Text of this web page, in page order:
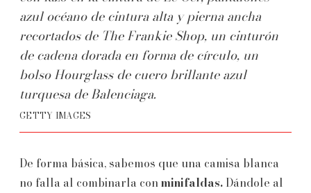
azul océano de cintura alta y pierna ancha
recortados de The Frankie Shop, un cinturón
de cadena dorada en forma de círculo, un
bolso Hourglass de cuero brillante azul
turquesa de Balenciaga.
GETTY IMAGES
De forma básica, sabemos que una camisa blanca
no falla al combinarla conminifaldas. Dándole al